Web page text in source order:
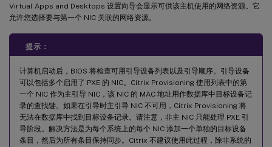
Virtual Apps and Desktops 设置向导会显示可供该主机使用的网络资源。它
允许您选择要与第一个 NIC 关联的网络资源。
提示：
计算机启动后，BIOS 将检查可用引导设备列表以及引导顺序。引导设备
可以包括多个启用了 PXE 的 NIC。Citrix Provisioning 使用列表中的第
一个 NIC 作为主引导 NIC，该 NIC 的 MAC 地址用作数据库中目标设备记
录的查找键。如果在引导时主引导 NIC 不可用，Citrix Provisioning 将
无法在数据库中找到目标设备记录。请注意，非主 NIC 只能处理 PXE 引
导阶段。解决方法是为每个系统上的每个 NIC 添加一个单独的目标设备
条目，然后为所有条目保持同步。Citrix 不建议使用此过程，除非系统的